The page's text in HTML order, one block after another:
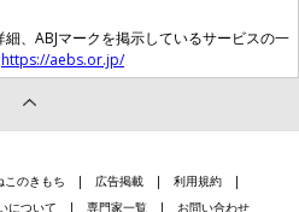
細、ABJマークを掲示しているサービスの一
https://aebs.or.jp/
このきもち 広告掲載
利用規約
について 専門家一覧 お問い合わせ